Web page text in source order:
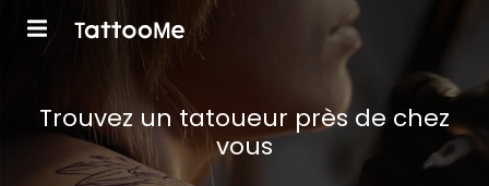
Trouvez un tatoueur près de chez
vous